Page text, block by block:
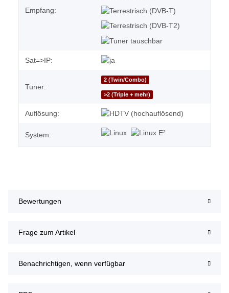
Empfang:
Sat=>IP:
Tuner:
2 (Twin/Combo)
>2 (Triple + mehr)
Auflösung:
System:
Bewertungen
Frage zum Artikel
Benachrichtigen, wenn verfügbar